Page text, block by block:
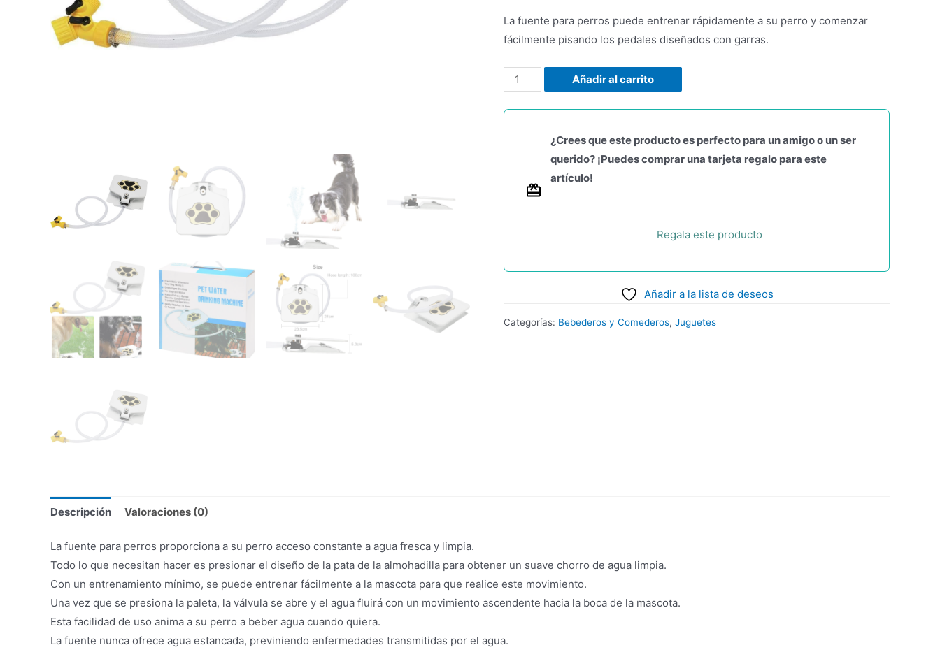
La fuente para perros puede entrenar rápidamente a su perro y comenzar
fácilmente pisando los pedales diseñados con garras.
Añadir al carrito
¿Crees que este producto es perfecto para un amigo o un ser
querido? ¡Puedes comprar una tarjeta regalo para este
artículo!
Regala este producto
Añadir a la lista de deseos
Categorías: Bebederos y Comederos, Juguetes
Descripción Valoraciones (0)
La fuente para perros proporciona a su perro acceso constante a agua fresca y limpia.
Todo lo que necesitan hacer es presionar el diseño de la pata de la almohadilla para obtener un suave chorro de agua limpia.
Con un entrenamiento mínimo, se puede entrenar fácilmente a la mascota para que realice este movimiento.
Una vez que se presiona la paleta, la válvula se abre y el agua fluirá con un movimiento ascendente hacia la boca de la mascota.
Esta facilidad de uso anima a su perro a beber agua cuando quiera.
La fuente nunca ofrece agua estancada, previniendo enfermedades transmitidas por el agua.